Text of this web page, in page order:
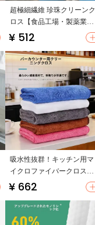
超極細繊維 珍珠クリーンク
ロス【食品工場・製薬業界
用・洗浄用】
¥ 512
吸水性抜群！キッチン用マ
イクロファイバークロス
【小型・食器拭き・テーブ
¥ 662